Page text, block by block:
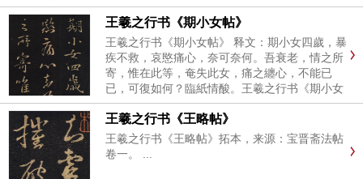
春临瑞气户长安 马蹄踏雪千家福；燕尾裁春万象
新 一马当先春作贺；万象更新岁呈祥 一马平川
行好运；三阳开泰纳...
王羲之行书《期小女帖》
王羲之行书《期小女帖》 释文：期小女四歲，暴
疾不救，哀愍痛心，奈可奈何。吾衰老，情之所
寄，惟在此等，奄失此女，痛之纏心，不能已
已，可復如何？臨紙情酸。王羲之行书《期小女
帖》，来源：宝晋斋法帖卷三。...
王羲之行书《王略帖》
王羲之行书《王略帖》拓本，来源：宝晋斋法帖
卷一。 ...